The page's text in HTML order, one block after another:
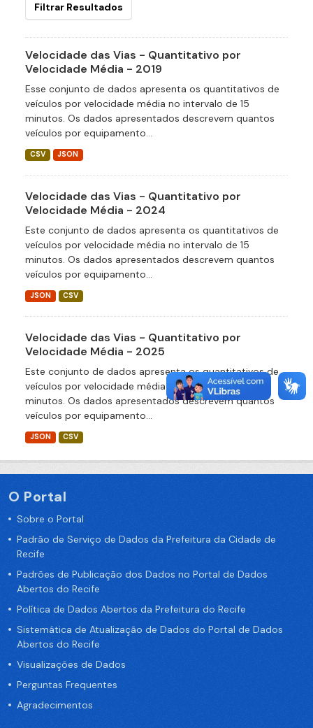
Filtrar Resultados
Velocidade das Vias - Quantitativo por
Velocidade Média - 2019
Esse conjunto de dados apresenta os quantitativos de
veículos por velocidade média no intervalo de 15
minutos. Os dados apresentados descrevem quantos
veículos por equipamento...
CSV JSON
Velocidade das Vias - Quantitativo por
Velocidade Média - 2024
Este conjunto de dados apresenta os quantitativos de
veículos por velocidade média no intervalo de 15
minutos. Os dados apresentados descrevem quantos
veículos por equipamento...
JSON CSV
Velocidade das Vias - Quantitativo por
Velocidade Média - 2025
Este conjunto de dados apresenta os quantitativos de
veículos por velocidade média no intervalo de 15
minutos. Os dados apresentados descrevem quantos
veículos por equipamento...
JSON CSV
O Portal
Sobre o Portal
Padrão de Serviço de Dados da Prefeitura da Cidade de
Recife
Padrões de Publicação dos Dados no Portal de Dados
Abertos do Recife
Política de Dados Abertos da Prefeitura do Recife
Sistemática de Atualização de Dados do Portal de Dados
Abertos do Recife
Visualizações de Dados
Perguntas Frequentes
Agradecimentos